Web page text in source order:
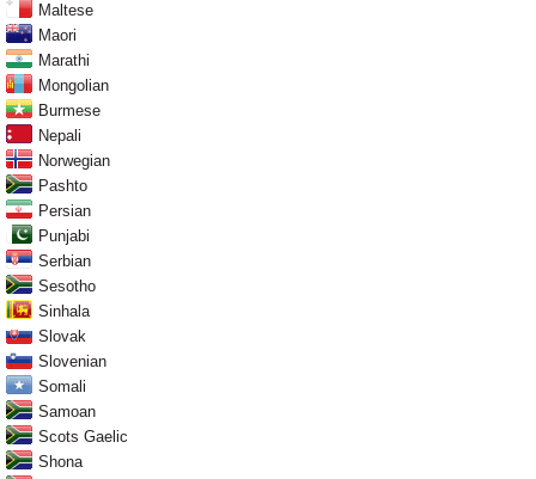
Maltese
Maori
Marathi
Mongolian
Burmese
Nepali
Norwegian
Pashto
Persian
Punjabi
Serbian
Sesotho
Sinhala
Slovak
Slovenian
Somali
Samoan
Scots Gaelic
Shona